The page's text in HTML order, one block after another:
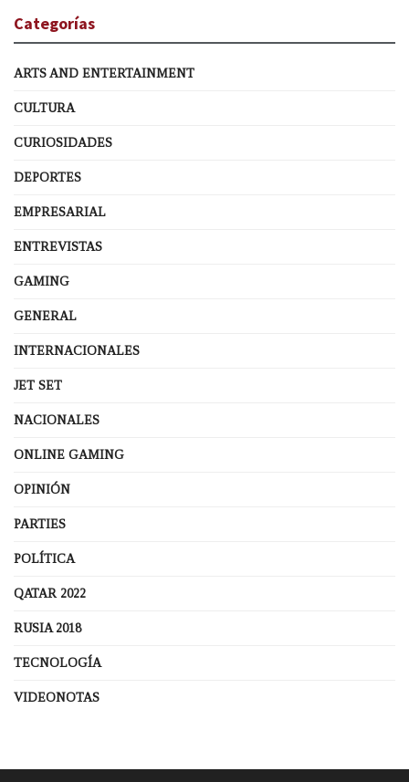
Categorías
ARTS AND ENTERTAINMENT
CULTURA
CURIOSIDADES
DEPORTES
EMPRESARIAL
ENTREVISTAS
GAMING
GENERAL
INTERNACIONALES
JET SET
NACIONALES
ONLINE GAMING
OPINIÓN
PARTIES
POLÍTICA
QATAR 2022
RUSIA 2018
TECNOLOGÍA
VIDEONOTAS